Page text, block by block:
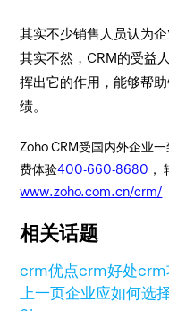
其实不少销售人员认为
其实不然，CRM的受益
挥出它的作用，能够帮
绩。
Zoho CRM受国内外企业
费体验400-660-8680 ，
www.zoho.com.cn/crm/
相关话题
crm优点crm好处crm
上一页企业应如何选